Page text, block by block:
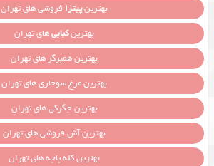
بهترینپیتزا فروشی های تهران
بهترینکبابیهای تهران
بهترین همبرگر های تهران
بهترین مرغ سوخاری های تهران
بهترین جگرکی های تهران
بهترین آش فروشی های تهران
بهترین کله پاچه های تهران